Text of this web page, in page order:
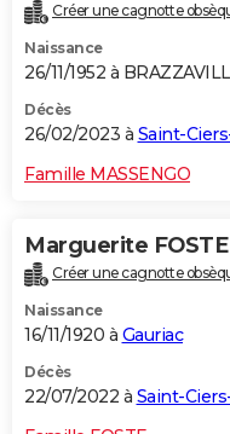
Créer une cagnotte
Naissance
26/11/1952 à
Décès
26/02/2023 à Saint-
Famille MASSENGO
Marguerite FOSTE
Créer une cagnotte
Naissance
16/11/1920 à Gauriac
Décès
22/07/2022 à Saint-